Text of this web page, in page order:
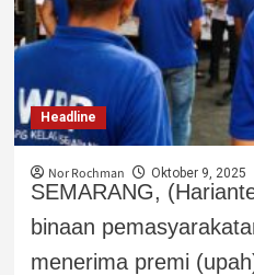
Headline
Nor Rochman Oktober 9, 2025
SEMARANG,
binaan
menerima premi